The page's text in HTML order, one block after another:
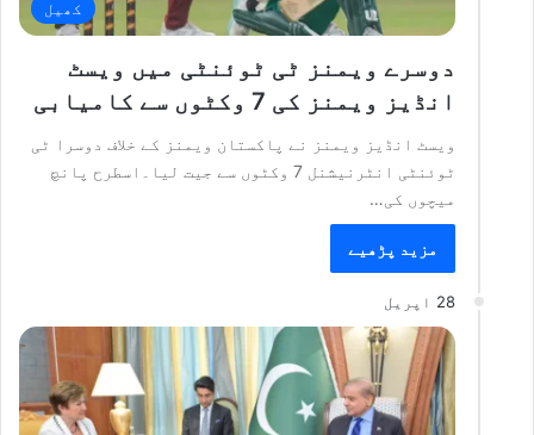
کھیل
دوسرے ویمنز ٹی ٹوئنٹی میں ویسٹ
انڈیز ویمنز کی 7 وکٹوں سے کامیابی
ویسٹ انڈیز ویمنز نے پاکستان ویمنز کے خلاف دوسرا ٹی
ٹوئنٹی انٹرنیشنل 7 وکٹوں سے جیت لیا۔اسطرح پانچ
میچوں کی…
مزید پڑھیے
28 اپریل